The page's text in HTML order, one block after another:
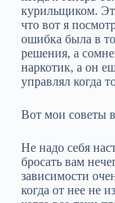
курильщиком.
что вот я
ошибка была в
решения, а
наркотик, а он
управлял когда
Вот мои советы
Не надо себя
бросать вам
зависимости
когда от нее не